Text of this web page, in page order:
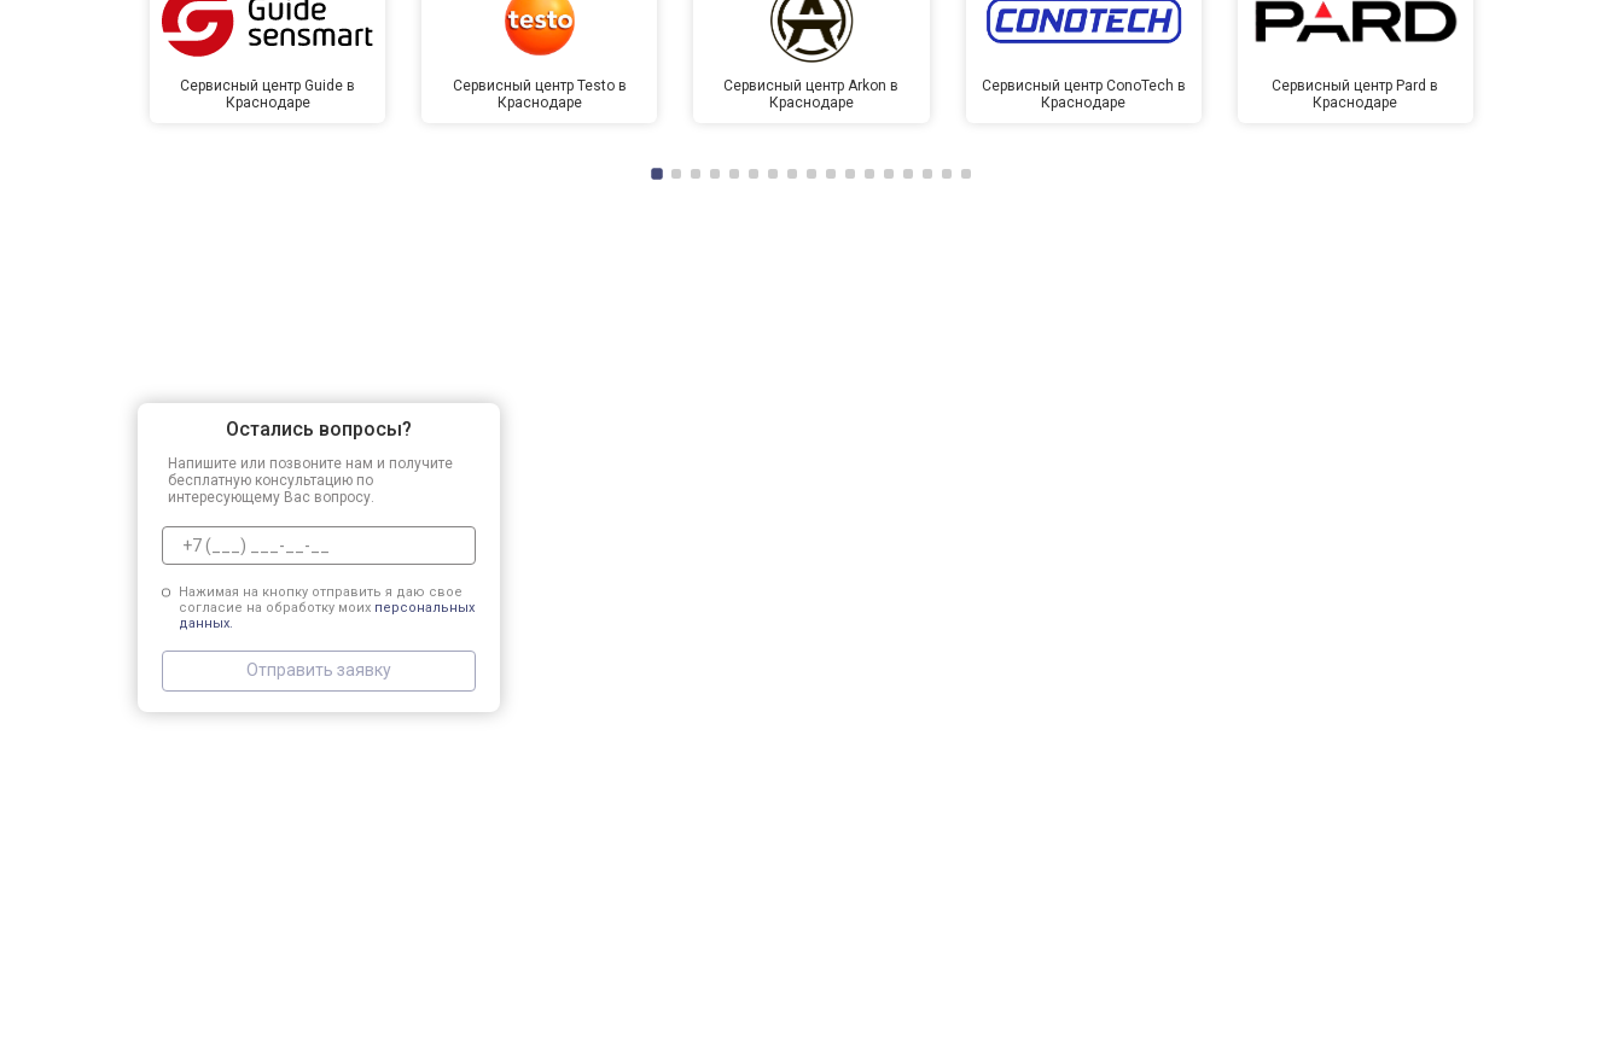
Сервисный центр Guide в
Краснодаре
Сервисный центр Testo в
Краснодаре
Сервисный центр Arkon в
Краснодаре
Сервисный центр ConoTech в
Краснодаре
Сервисный центр Pard в
Краснодаре
Остались вопросы?
Напишите или позвоните нам и получите
бесплатную консультацию по
интересующему Вас вопросу.
Нажимая на кнопку отправить я даю свое
согласие на обработку моих персональных
данных.
Отправить заявку